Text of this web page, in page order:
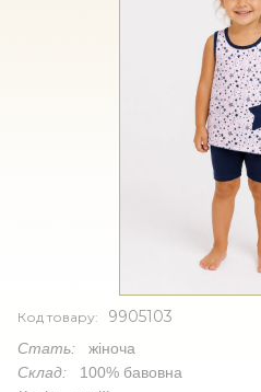
Код товару: 9905103
Стать: жіноча
Склад: 100% бавовна